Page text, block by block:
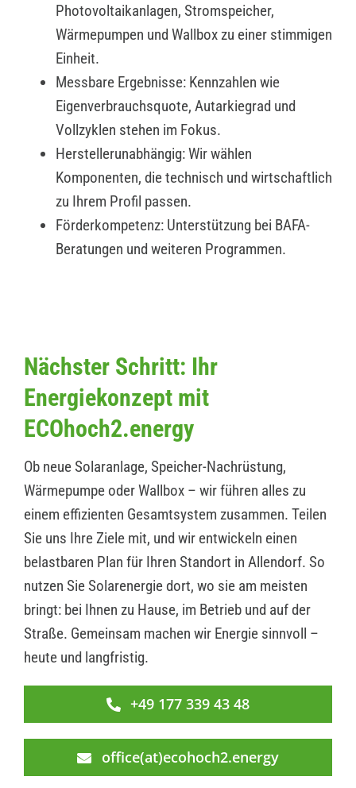
Photovoltaikanlagen, Stromspeicher,
Wärmepumpen und Wallbox zu einer stimmigen
Einheit.
Messbare Ergebnisse: Kennzahlen wie
Eigenverbrauchsquote, Autarkiegrad und
Vollzyklen stehen im Fokus.
Herstellerunabhängig: Wir wählen
Komponenten, die technisch und wirtschaftlich
zu Ihrem Profil passen.
Förderkompetenz: Unterstützung bei BAFA-
Beratungen und weiteren Programmen.
Nächster Schritt: Ihr
Energiekonzept mit
ECOhoch2.energy
Ob neue Solaranlage, Speicher-Nachrüstung,
Wärmepumpe oder Wallbox – wir führen alles zu
einem effizienten Gesamtsystem zusammen. Teilen
Sie uns Ihre Ziele mit, und wir entwickeln einen
belastbaren Plan für Ihren Standort in Allendorf. So
nutzen Sie Solarenergie dort, wo sie am meisten
bringt: bei Ihnen zu Hause, im Betrieb und auf der
Straße. Gemeinsam machen wir Energie sinnvoll –
heute und langfristig.
+49 177 339 43 48
office(at)ecohoch2.energy